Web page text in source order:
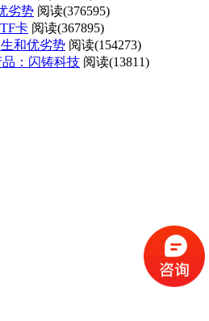
劣势 阅读(376595)
卡 阅读(367895)
和优劣势 阅读(154273)
：闪铸科技 阅读(13811)